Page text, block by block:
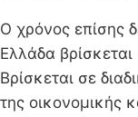
Ο χρόνος επίσης
Ελλάδα
Βρίσκεται σε
της οικονομικής